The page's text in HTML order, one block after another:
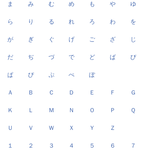
ま み む め も や ゆ
ら り る れ ろ わ を
が ぎ ぐ げ ご ざ じ
だ ぢ づ で ど ば び
ぱ ぴ ぷ ぺ ぽ
Ａ Ｂ Ｃ Ｄ Ｅ Ｆ Ｇ
Ｋ Ｌ Ｍ Ｎ Ｏ Ｐ Ｑ
Ｕ Ｖ Ｗ Ｘ Ｙ Ｚ
１ ２ ３ ４ ５ ６ ７